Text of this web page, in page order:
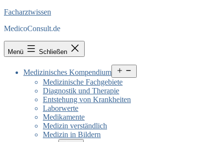
Facharztwissen
MedicoConsult.de
Menü Schließen
Medizinisches Kompendium
öffnen
Medizinische Fachgebiete
Diagnostik und Therapie
Entstehung von Krankheiten
Laborwerte
Medikamente
Medizin verständlich
Medizin in Bildern